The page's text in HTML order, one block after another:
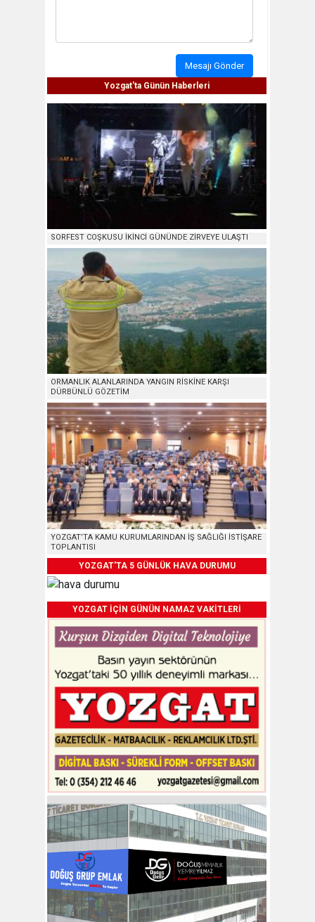
Mesajı Gönder
Yozgat'ta Günün Haberleri
SORFEST COŞKUSU İKİNCİ GÜNÜNDE ZİRVEYE ULAŞTI
ORMANLIK ALANLARINDA YANGIN RİSKİNE KARŞI
DÜRBÜNLÜ GÖZETİM
YOZGAT’TA KAMU KURUMLARINDAN İŞ SAĞLIĞI İSTİŞARE
TOPLANTISI
YOZGAT'TA 5 GÜNLÜK HAVA DURUMU
YOZGAT İÇİN GÜNÜN NAMAZ VAKİTLERİ